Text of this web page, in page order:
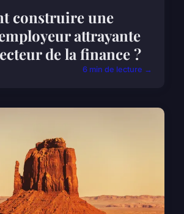
construire une
attrayante
de la finance ?
6 min de lecture →